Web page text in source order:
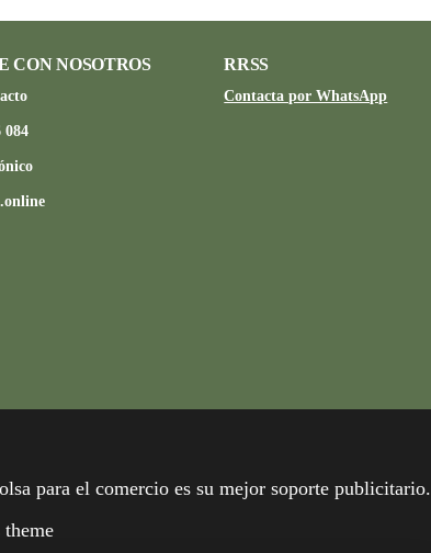
CON NOSOTROS
084
RRSS
Contacta por WhatsApp
para el comercio es su mejor soporte publicitario.